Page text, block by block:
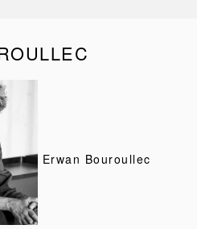
Erwan Bouroullec